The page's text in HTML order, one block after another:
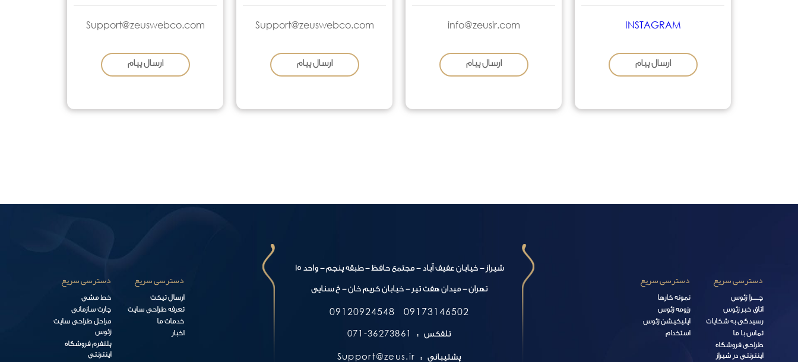
INSTAGRAM
ارسال پیام
info@zeusir.com
ارسال پیام
Support@zeuswebco.com
ارسال پیام
Support@zeuswebco.com
ارسال پیام
دسترسی سریع
چـــــرا زئوس
اتاق خبر زئوس
رسیدگی به شکایات
تماس با ما
طراحی فروشگاه
اینترنتی در شیراز
دسترسی سریع
نمونه کارها
رزومه زئوس
اپلیکیشن زئوس
استخدام
شیراز - خیابان عفیف آباد - مجتمع حافظ - طبقه پنجم - واحد 15
تهران - میدان هفت تیر - خیابان کریم خان - خ سنایی
09120924548 09173146502
تلفکس : 36273861-071
پشتیبانی : Support@zeus.ir
دسترسی سریع
ارسال تیکت
تعرفه طراحی سایت
خدمات ما
اخبار
دسترسی سریع
خط مشی
چارت سازمانی
مراحل طراحی سایت
زئوس
پلتفرم فروشگاه
اینترنتی